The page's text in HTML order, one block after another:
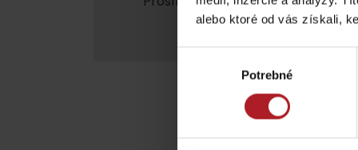
alebo ktoré od vás získali,
Potrebné
podľa veku detí
marketing.